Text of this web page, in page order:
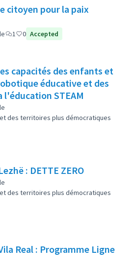
citoyen pour la paix
1 0 Accepted
capacités des enfants et
éducative et des
STEAM
des territoires plus démocratiques
: DETTE ZERO
des territoires plus démocratiques
Real : Programme Ligne